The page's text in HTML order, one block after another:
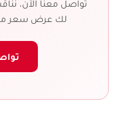
تواصل معنا الآن،
لك عرض سعر